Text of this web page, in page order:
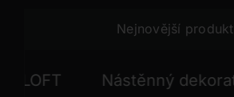
Nejnovější
Nástěnný dekorativní